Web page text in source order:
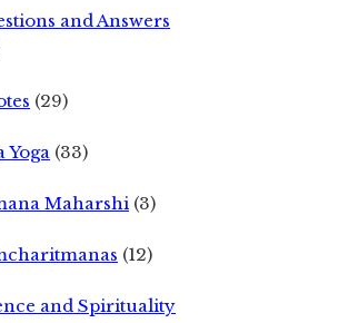
and Answers
(29)
Yoga (33)
Maharshi (3)
(12)
and Spirituality